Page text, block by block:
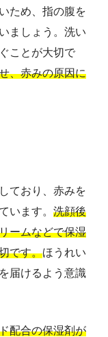
ため、指の腹を
ましょう。洗い
ことが大切で
、赤みの原因に
ており、赤みを
います。 洗顔後
ームなどで保湿
です。ほうれい
届けるよう意識
配合の保湿剤が